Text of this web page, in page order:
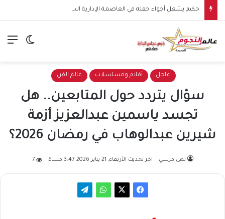
الوضع
عاجل أفلام ومسلسلات عالم الفن
سؤال يتردد حول المتابعين.. هل
تجسد ياسمين عبدالعزيز أزمة
شيرين عبدالوهاب في رمضان 2026؟
نهى مرسي اخر تحديث الأربعاء, 21 يناير 2026, 3:47 مساءً 7